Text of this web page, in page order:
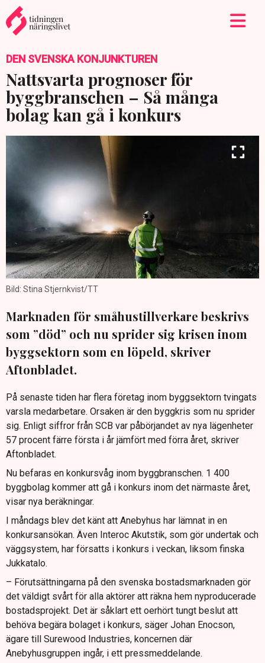
DEN SVENSKA KONJUNKTUREN
Nattsvarta prognoser för
byggbranschen – Så många
bolag kan gå i konkurs
Bild: Stina Stjernkvist/TT
Marknaden för småhustillverkare beskrivs
som ”död” och nu sprider sig krisen inom
byggsektorn som en löpeld, skriver
Aftonbladet.
På senaste tiden har flera företag inom byggsektorn tvingats
varsla medarbetare. Orsaken är den byggkris som nu sprider
sig. Enligt siffror från SCB var påbörjandet av nya lägenheter
57 procent färre första i år jämfört med förra året, skriver
Aftonbladet.
Nu befaras en konkursvåg inom byggbranschen. 1 400
byggbolag kommer att gå i konkurs inom det närmaste året,
visar nya beräkningar.
I måndags blev det känt att Anebyhus har lämnat in en
konkursansökan. Även Interoc Akutstik, som gör undertak och
väggsystem, har försatts i konkurs i veckan, liksom finska
Jukkatalo.
– Förutsättningarna på den svenska bostadsmarknaden gör
det väldigt svårt för alla aktörer att räkna hem nyproducerade
bostadsprojekt. Det är såklart ett oerhört tungt beslut att
behöva begära bolaget i konkurs, säger Johan Enocson,
ägare till Surewood Industries, koncernen där
Anebyhusgruppen ingår, i ett pressmeddelande.